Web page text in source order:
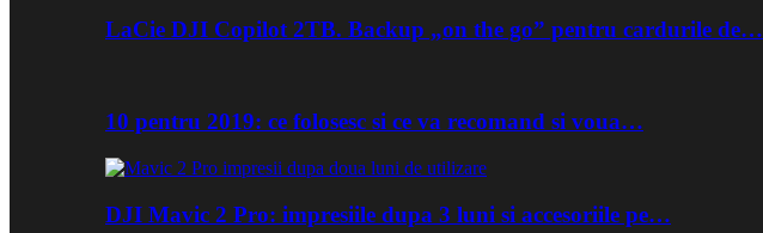
LaCie DJI Copilot 2TB. Backup „on the go” pentru cardurile de…
10 pentru 2019: ce folosesc si ce va recomand si voua…
DJI Mavic 2 Pro: impresiile dupa 3 luni si accesoriile pe…